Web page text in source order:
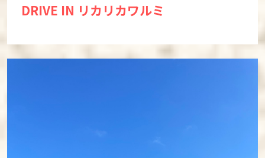
DRIVE IN リカリカワルミ